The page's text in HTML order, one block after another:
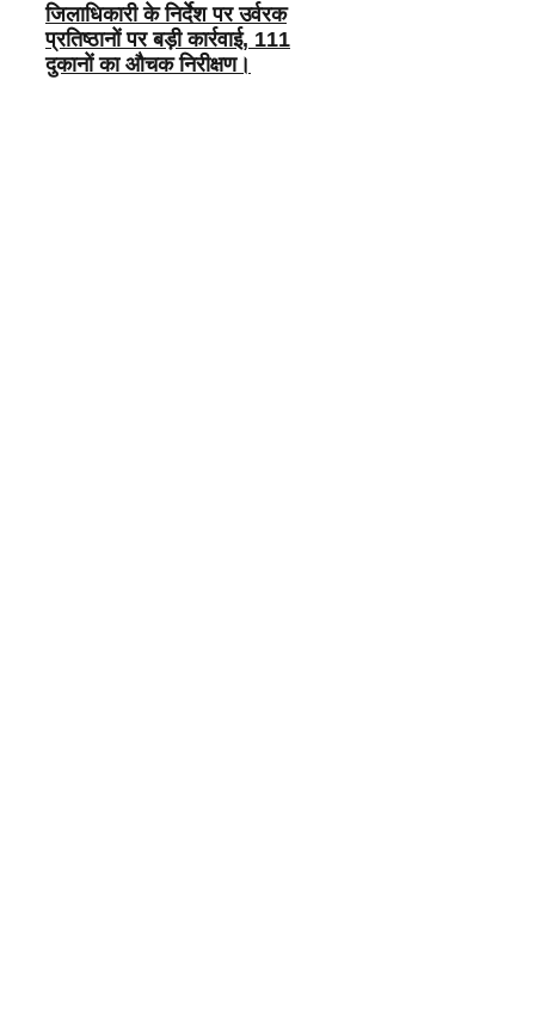
जिलाधिकारी के निर्देश पर उर्वरक
प्रतिष्ठानों पर बड़ी कार्रवाई, 111
दुकानों का औचक निरीक्षण।